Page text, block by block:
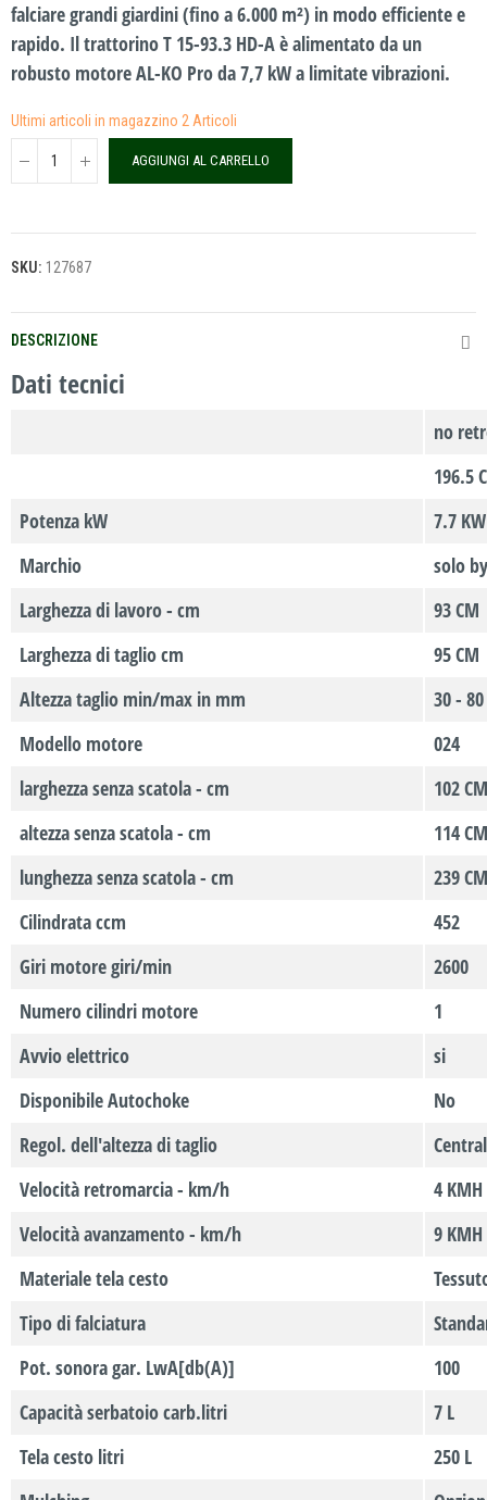
falciare grandi giardini (fino a 6.000 m²) in modo efficiente e
rapido. Il trattorino T 15-93.3 HD-A è alimentato da un
robusto motore AL-KO Pro da 7,7 kW a limitate vibrazioni.
Ultimi articoli in magazzino 2 Articoli
AGGIUNGI AL CARRELLO
SKU: 127687
DESCRIZIONE
Dati tecnici
no
196.5
Potenza kW
7.7 KW
Marchio
solo
Larghezza di lavoro - cm
93 CM
Larghezza di taglio cm
95 CM
Altezza taglio min/max in mm
30 -
Modello motore
024
larghezza senza scatola - cm
102 CM
altezza senza scatola - cm
114 CM
lunghezza senza scatola - cm
239 CM
Cilindrata ccm
452
Giri motore giri/min
2600
Numero cilindri motore
1
Avvio elettrico
si
Disponibile Autochoke
No
Regol. dell'altezza di taglio
Velocità retromarcia - km/h
4 KMH
Velocità avanzamento - km/h
9 KMH
Materiale tela cesto
Tipo di falciatura
Pot. sonora gar. LwA[db(A)]
100
Capacità serbatoio carb.litri
7 L
Tela cesto litri
250 L